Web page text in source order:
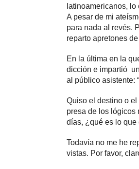
latinoamericanos,
A pesar de mi
para nada al revés.
reparto apretones
En la última en la
dicción e impartió
al público asistente:
Quiso el destino o
presa de los lógicos
días, ¿qué es lo que
Todavía no me he
vistas. Por favor,